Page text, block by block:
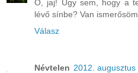
Ó, jaj! Úgy sem, hogy a
lévő sínbe? Van
Válasz
Névtelen 2012. augusztus